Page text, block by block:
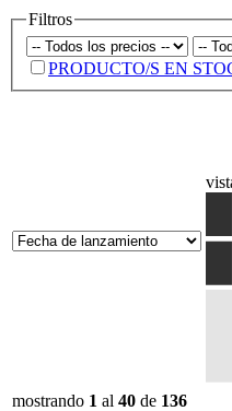
Filtros
PRODUCTO/S EN
mostrando 1 al 40 de 136